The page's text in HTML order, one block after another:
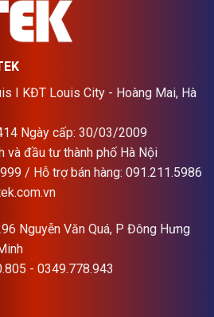
I KĐT Louis City - Hoàng Mai, Hà
Ngày cấp: 30/03/2009
và đầu tư thành phố Hà Nội
/ Hỗ trợ bán hàng: 091.211.5986
Nguyễn Văn Quá, P Đông Hưng
- 0349.778.943